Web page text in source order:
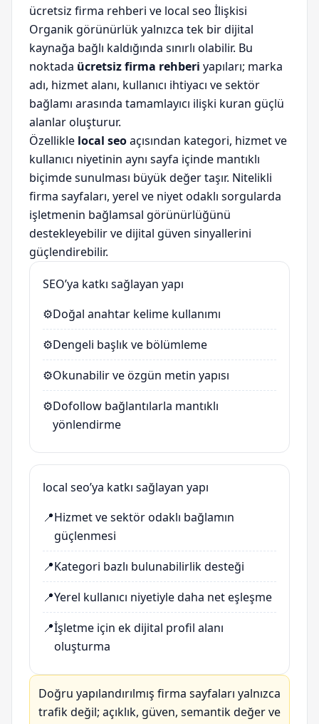
ücretsiz firma rehberi ve local seo İlişkisi
Organik görünürlük yalnızca tek bir dijital
kaynağa bağlı kaldığında sınırlı olabilir. Bu
noktada ücretsiz firma rehberi yapıları; marka
adı, hizmet alanı, kullanıcı ihtiyacı ve sektör
bağlamı arasında tamamlayıcı ilişki kuran güçlü
alanlar oluşturur.
Özellikle local seoaçısından kategori, hizmet ve
kullanıcı niyetinin aynı sayfa içinde mantıklı
biçimde sunulması büyük değer taşır. Nitelikli
firma sayfaları, yerel ve niyet odaklı sorgularda
işletmenin bağlamsal görünürlüğünü
destekleyebilir ve dijital güven sinyallerini
güçlendirebilir.
SEO’ya katkı sağlayan yapı
⚙️Doğal anahtar kelime kullanımı
⚙️Dengeli başlık ve bölümleme
⚙️Okunabilir ve özgün metin yapısı
⚙️Dofollow bağlantılarla mantıklı
yönlendirme
local seo’ya katkı sağlayan yapı
📍Hizmet ve sektör odaklı bağlamın
güçlenmesi
📍Kategori bazlı bulunabilirlik desteği
📍Yerel kullanıcı niyetiyle daha net eşleşme
📍İşletme için ek dijital profil alanı
oluşturma
Doğru yapılandırılmış firma sayfaları yalnızca
trafik değil; açıklık, güven, semantik değer ve